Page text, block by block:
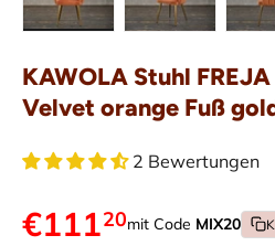
KAWOLA Stuhl
Velvet orange Fuß
2 Bewertungen
€11120mit Code MIX20